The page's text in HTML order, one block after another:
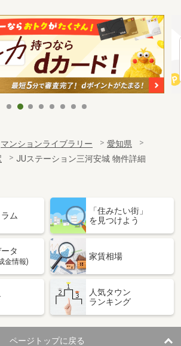
マンションライブラリー
愛知県
JUステーション三河安城 物件詳細
ム
「住みたい街」
を見つけよう
タ
金情報)
家賃相場
人気タウン
ランキング
ページトップに戻る